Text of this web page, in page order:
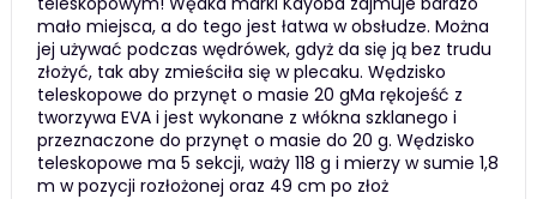
mało miejsca, a do tego jest łatwa w obsłudze. Można
jej używać podczas wędrówek, gdyż da się ją bez trudu
złożyć, tak aby zmieściła się w plecaku. Wędzisko
teleskopowe do przynęt o masie 20 gMa rękojeść z
tworzywa EVA i jest wykonane z włókna szklanego i
przeznaczone do przynęt o masie do 20 g. Wędzisko
teleskopowe ma 5 sekcji, waży 118 g i mierzy w sumie 1,8
m w pozycji rozłożonej oraz 49 cm po złoż